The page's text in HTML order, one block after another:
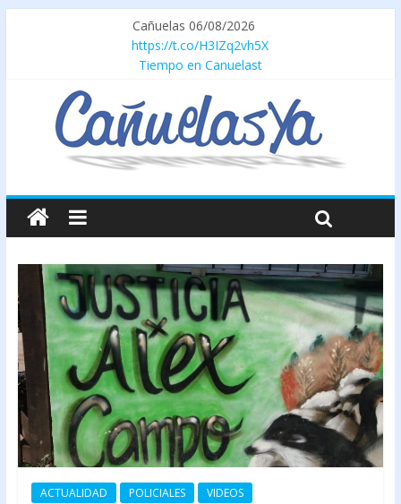
Cañuelas 06/08/2026
https://t.co/H3IZq2vh5X
Tiempo en Canuelast
ACTUALIDAD POLICIALES VIDEOS